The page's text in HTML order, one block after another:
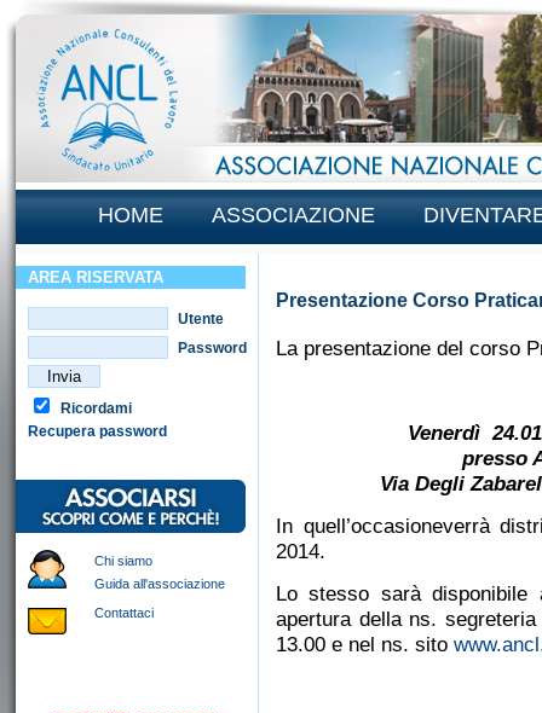
HOME ASSOCIAZIONE
AREA RISERVATA
Utente
Password
Ricordami
Recupera password
Chi siamo
Guida all'associazione
Contattaci
Presentazione Corso
La presentazione del corso
Venerdì
presso
Via Degli
In quell’occasioneverrà
2014.
Lo stesso sarà disponibile
apertura della ns.
13.00 e nel ns. sito